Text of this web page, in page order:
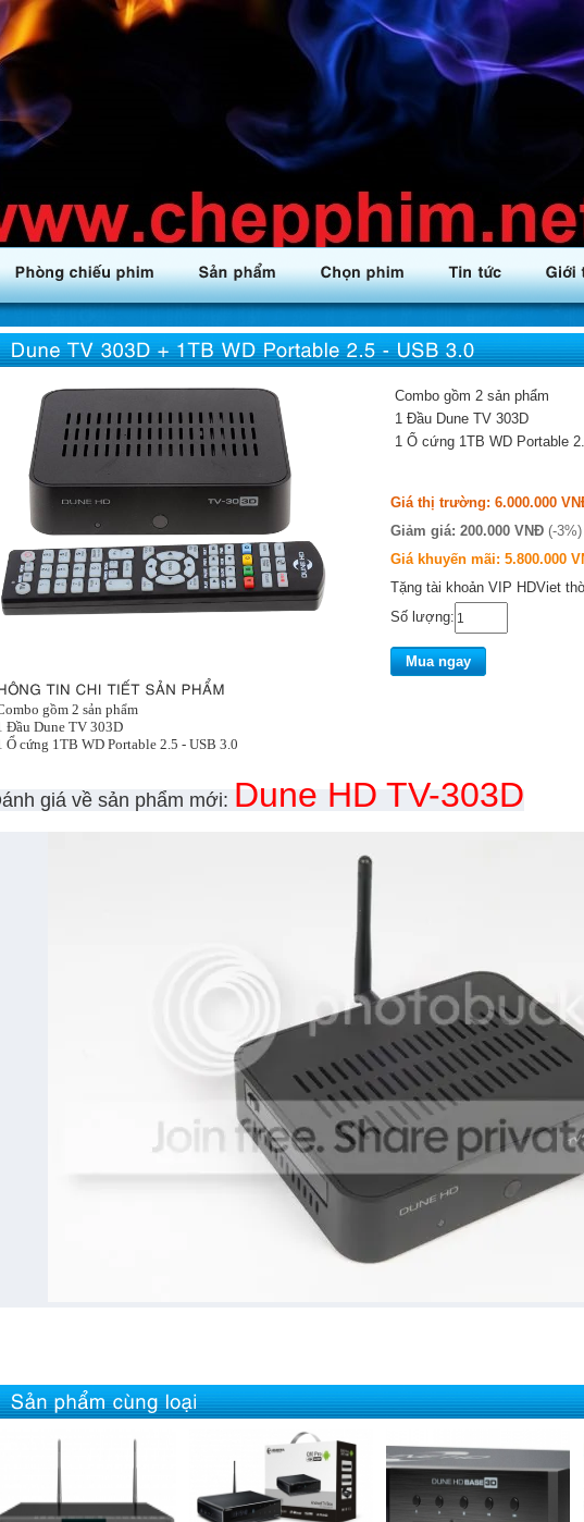
Combo gồm 2 sản phẩm
1 Đầu Dune TV 303D
1 Ổ cứng 1TB WD Portable
Giá thị trường: 6.000.000
Giảm giá: 200.000 VNĐ (-3%)
Giá khuyến mãi: 5.800.000
Tặng tài khoản VIP HDViet
Số lượng:
Mua ngay
gồm 2 sản phẩm
Đầu Dune TV 303D
Ổ cứng 1TB WD Portable 2.5 - USB 3.0
giá về sản phẩm mới: Dune HD TV-303D